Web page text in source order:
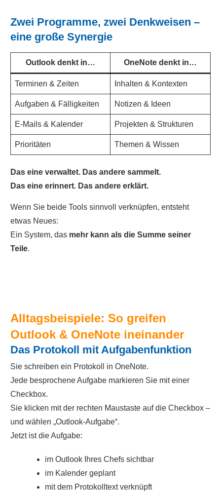
Vorname
Nachname
E-Mail
Jubiläums-Vorteil sichern
Zwei Programme, zwei Denkweisen –
eine große Synergie
Outlook denkt in… OneNote denkt in…
Terminen & Zeiten Inhalten & Kontexten
Aufgaben & Fälligkeiten Notizen & Ideen
E-Mails & Kalender Projekten & Strukturen
Prioritäten Themen & Wissen
Das eine verwaltet. Das andere sammelt.
Das eine erinnert. Das andere erklärt.
Wenn Sie beide Tools sinnvoll verknüpfen, entsteht
etwas Neues:
Ein System, das mehr kann als die Summe seiner
Teile.
Alltagsbeispiele: So greifen
Outlook & OneNote ineinander
Das Protokoll mit Aufgabenfunktion
Sie schreiben ein Protokoll in OneNote.
Jede besprochene Aufgabe markieren Sie mit einer
Checkbox.
Sie klicken mit der rechten Maustaste auf die Checkbox –
und wählen „Outlook-Aufgabe“.
Jetzt ist die Aufgabe:
im Outlook Ihres Chefs sichtbar
im Kalender geplant
mit dem Protokolltext verknüpft